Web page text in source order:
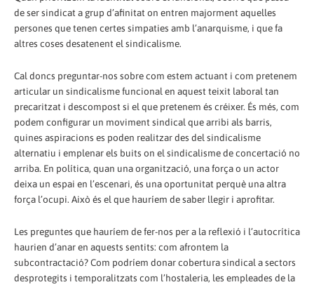
de ser sindicat a grup d’afinitat on entren majorment aquelles
persones que tenen certes simpaties amb l’anarquisme, i que fa
altres coses desatenent el sindicalisme.
Cal doncs preguntar-nos sobre com estem actuant i com pretenem
articular un sindicalisme funcional en aquest teixit laboral tan
precaritzat i descompost si el que pretenem és créixer. És més, com
podem configurar un moviment sindical que arribi als barris,
quines aspiracions es poden realitzar des del sindicalisme
alternatiu i emplenar els buits on el sindicalisme de concertació no
arriba. En política, quan una organització, una força o un actor
deixa un espai en l’escenari, és una oportunitat perquè una altra
força l’ocupi. Això és el que hauríem de saber llegir i aprofitar.
Les preguntes que hauríem de fer-nos per a la reflexió i l’autocrítica
haurien d’anar en aquests sentits: com afrontem la
subcontractació? Com podríem donar cobertura sindical a sectors
desprotegits i temporalitzats com l’hostaleria, les empleades de la